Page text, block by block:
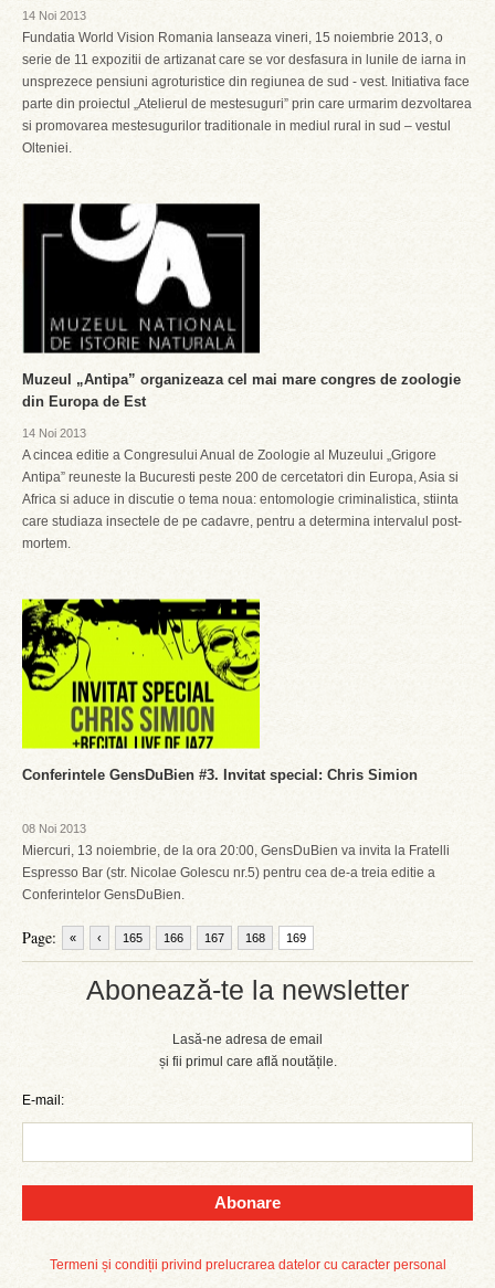
Abonează-te la newsletter
Lasă-ne adresa de email
și fii primul care află noutățile.
E-mail:
Abonare
Termeni și condiții privind prelucrarea datelor cu caracter personal
14 Noi 2013
Fundatia World Vision Romania lanseaza vineri, 15 noiembrie 2013, o
serie de 11 expozitii de artizanat care se vor desfasura in lunile de iarna in
unsprezece pensiuni agroturistice din regiunea de sud - vest. Initiativa face
parte din proiectul „Atelierul de mestesuguri” prin care urmarim dezvoltarea
si promovarea mestesugurilor traditionale in mediul rural in sud – vestul
Olteniei.
Muzeul „Antipa” organizeaza cel mai mare congres de zoologie
din Europa de Est
14 Noi 2013
A cincea editie a Congresului Anual de Zoologie al Muzeului „Grigore
Antipa” reuneste la Bucuresti peste 200 de cercetatori din Europa, Asia si
Africa si aduce in discutie o tema noua: entomologie criminalistica, stiinta
care studiaza insectele de pe cadavre, pentru a determina intervalul post-
mortem.
Conferintele GensDuBien #3. Invitat special: Chris Simion
08 Noi 2013
Miercuri, 13 noiembrie, de la ora 20:00, GensDuBien va invita la Fratelli
Espresso Bar (str. Nicolae Golescu nr.5) pentru cea de-a treia editie a
Conferintelor GensDuBien.
Page: « ‹ 165 166 167 168 169